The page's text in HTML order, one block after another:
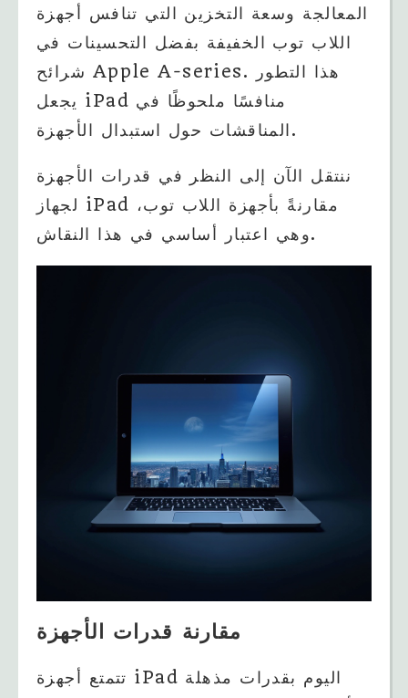
المعالجة وسعة التخزين التي تنافس أجهزة
اللاب توب الخفيفة بفضل التحسينات في
شرائح Apple A-series. هذا التطور
يجعل iPad منافسًا ملحوظًا في
المناقشات حول استبدال الأجهزة.
ننتقل الآن إلى النظر في قدرات الأجهزة
لجهاز iPad مقارنةً بأجهزة اللاب توب،
وهي اعتبار أساسي في هذا النقاش.
مقارنة قدرات الأجهزة
تتمتع أجهزة iPad اليوم بقدرات مذهلة